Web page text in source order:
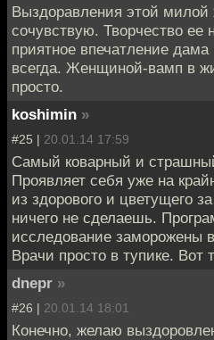
Выздоравления этой
сочувствую. Творчество ее
приятное впечатление
всегда. Женщиной-вамп в
просто.
koshimin »
#25 | 20.01.14 17:59
Самый коварный и
Проявляет себя уже на
из здорового и цветущего
ничего не сделаешь.
исследование заморожены
Врачи просто в тупике. Вот
dnepr »
#26 | 20.01.14 18:01
Конечно, желаю